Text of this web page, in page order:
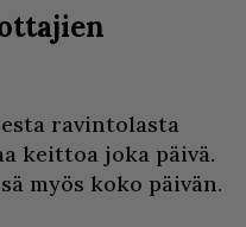
ravintolasta
keittoa joka päivä.
myös koko päivän.